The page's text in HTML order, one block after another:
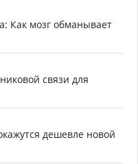
Как мозг обманывает
связи для
дешевле новой